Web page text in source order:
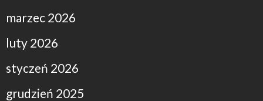
marzec 2026
luty 2026
styczeń 2026
grudzień 2025